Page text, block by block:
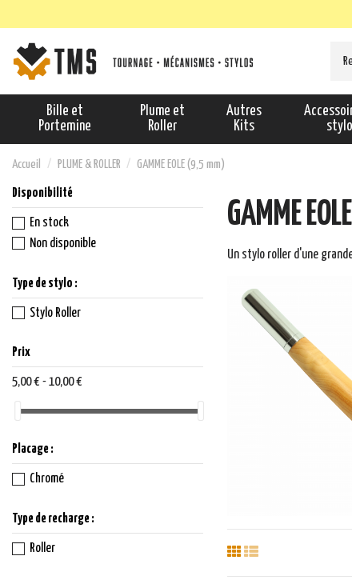
Bille et
Portemine
Plume et
Roller
Autres
Kits
Accueil PLUME & ROLLER GAMME EOLE (9,5 mm)
GAMME
Un stylo roller d'une
Disponibilité
En stock
Non disponible
Type de stylo :
Stylo Roller
Prix
5,00 € - 10,00 €
Placage :
Chromé
Type de recharge :
Roller